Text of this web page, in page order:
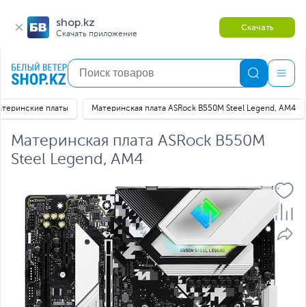
shop.kz
Скачать приложение
Скачать
платы Материнская плата ASRock B550M Steel Legend, AM4
Материнская плата ASRock B550M
Steel Legend, AM4